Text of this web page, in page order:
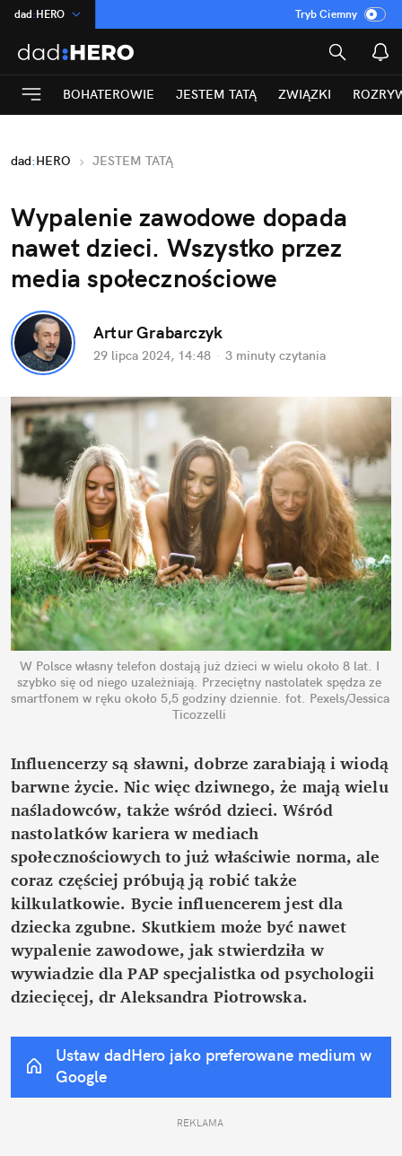
dad:HERO
:Temat
INN:Poland
ASZ:dziennik
Rozrywka
Tryb Ciemny
BOHATEROWIE JESTEM TATĄ ZWIĄZKI
dad:HERO JESTEM TATĄ
Wypalenie zawodowe dopada
nawet dzieci. Wszystko przez
media społecznościowe
Artur Grabarczyk
29 lipca 2024, 14:48 · 3 minuty czytania
W Polsce własny telefon dostają już dzieci w wielu około 8 lat. I
szybko się od niego uzależniają. Przeciętny nastolatek spędza ze
smartfonem w ręku około 5,5 godziny dziennie. fot. Pexels/Jessica
Ticozzelli
Influencerzy są sławni, dobrze zarabiają i wiodą
barwne życie. Nic więc dziwnego, że mają wielu
naśladowców, także wśród dzieci. Wśród
nastolatków kariera w mediach
społecznościowych to już właściwie norma, ale
coraz częściej próbują ją robić także
kilkulatkowie. Bycie influencerem jest dla
dziecka zgubne. Skutkiem może być nawet
wypalenie zawodowe, jak stwierdziła w
wywiadzie dla PAP specjalistka od psychologii
dziecięcej, dr Aleksandra Piotrowska.
Ustaw dadHero jako preferowane medium w
Google
REKLAMA